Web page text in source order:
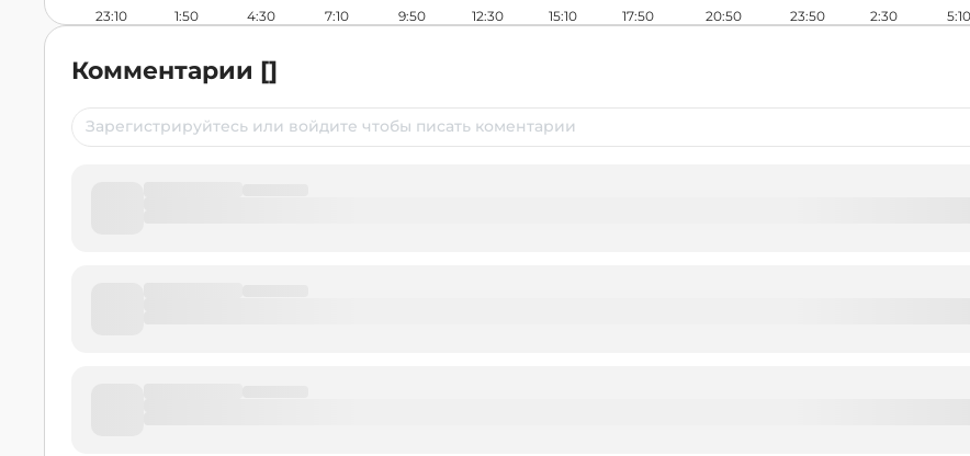
23:10 1:50 4:30 7:10 9:50 12:30 15:10 17:50 20:50 23:50 2:30 5:10
Комментарии []